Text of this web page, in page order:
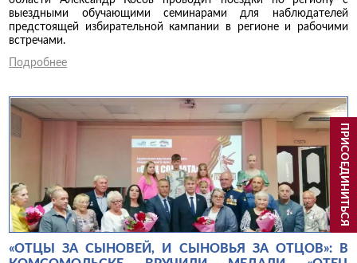
выездными обучающими семинарами для наблюдателей
предстоящей избирательной кампании в регионе и рабочими
встречами.
Подробнее
«ОТЦЫ ЗА СЫНОВЕЙ, И СЫНОВЬЯ ЗА ОТЦОВ»: В
ПРИСОЕДИНИТЬСЯ